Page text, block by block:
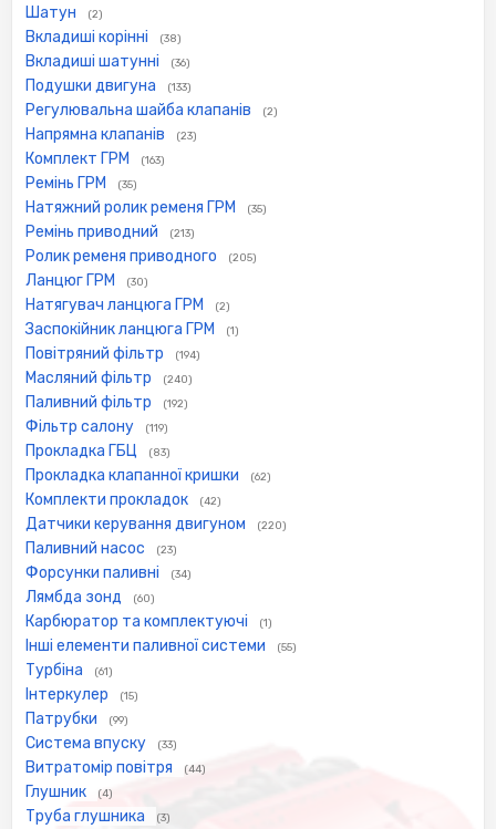
Шатун (2)
Вкладиші корінні (38)
Вкладиші шатунні (36)
Подушки двигуна (133)
Регулювальна шайба клапанів (2)
Напрямна клапанів (23)
Комплект ГРМ (163)
Ремінь ГРМ (35)
Натяжний ролик ременя ГРМ (35)
Ремінь приводний (213)
Ролик ременя приводного (205)
Ланцюг ГРМ (30)
Натягувач ланцюга ГРМ (2)
Заспокійник ланцюга ГРМ (1)
Повітряний фільтр (194)
Масляний фільтр (240)
Паливний фільтр (192)
Фільтр салону (119)
Прокладка ГБЦ (83)
Прокладка клапанної кришки (62)
Комплекти прокладок (42)
Датчики керування двигуном (220)
Паливний насос (23)
Форсунки паливні (34)
Лямбда зонд (60)
Карбюратор та комплектуючі (1)
Інші елементи паливної системи (55)
Турбіна (61)
Інтеркулер (15)
Патрубки (99)
Система впуску (33)
Витратомір повітря (44)
Глушник (4)
Труба глушника (3)